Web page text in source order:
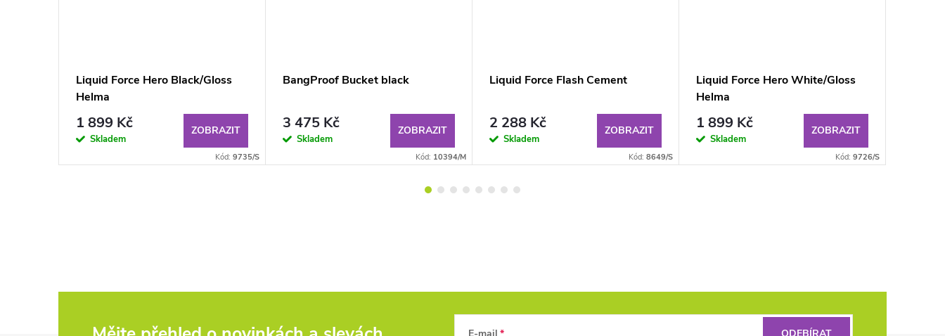
Liquid Force Hero Black/Gloss
Helma
1 899 Kč
Skladem
ZOBRAZIT
Kód: 9735/S
BangProof Bucket black
3 475 Kč
Skladem
ZOBRAZIT
Kód: 10394/M
Liquid Force Flash Cement
2 288 Kč
Skladem
ZOBRAZIT
Kód: 8649/S
Liquid Force Hero White/Gloss
Helma
1 899 Kč
Skladem
ZOBRAZIT
Kód: 9726/S